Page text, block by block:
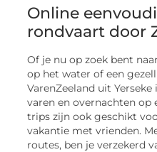
Online
rondvaart door
Of je nu op zoek bent
op het water of een
VarenZeeland uit
varen en overnachten op
trips zijn ook geschikt
vakantie met vrienden.
routes, ben je verzekerd